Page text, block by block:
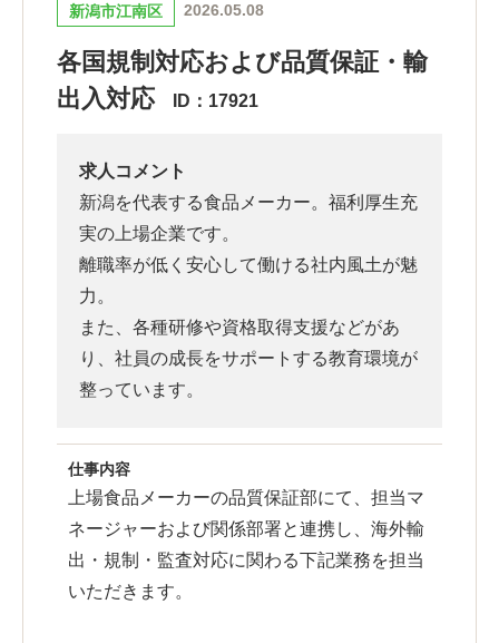
新潟市江南区 2026.05.08
各国規制対応および品質保証・輸
出入対応
ID：17921
求人コメント
新潟を代表する食品メーカー。福利厚生充
実の上場企業です。
離職率が低く安心して働ける社内風土が魅
力。
また、各種研修や資格取得支援などがあ
り、社員の成長をサポートする教育環境が
整っています。
仕事内容
上場食品メーカーの品質保証部にて、担当マ
ネージャーおよび関係部署と連携し、海外輸
出・規制・監査対応に関わる下記業務を担当
いただきます。